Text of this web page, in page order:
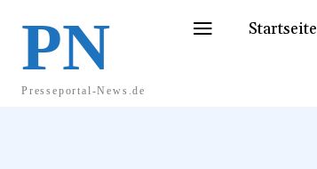
PN
Presseportal-News.de
Startseite